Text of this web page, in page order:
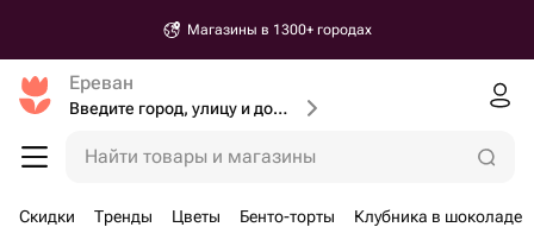
Магазины в 1300+ городах
Ереван
Введите город, улицу и дом доставки
Найти товары и магазины
Скидки Тренды Цветы Бенто-торты Клубника в шоколаде